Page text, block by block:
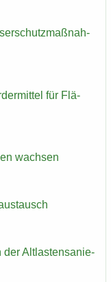
für Flä­
wach­sen
der Alt­las­ten­sa­nie­